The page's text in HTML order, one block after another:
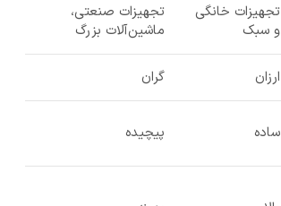
تجهیزات خانگی
و سبک
تجهیزات صنعتی،
ماشین‌آلات بزرگ
ارزان گران
ساده پیچیده